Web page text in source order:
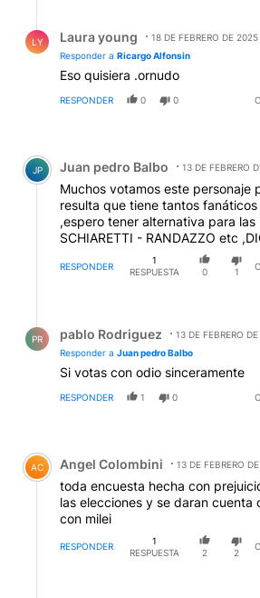
LY Laura young
18 DE FEBRERO DE 2025
Responder a Ricargo Alfonsin
Eso quisiera .ornudo
RESPONDER 0 0
Comentario de Juan pedro Balbo.
JP Juan pedro Balbo 13 DE FEBRERO
Muchos votamos este personaje
resulta que tiene tantos fanáticos
,espero tener alternativa para las
SCHIARETTI - RANDAZZO etc
RESPONDER
1
RESPUESTA
0 1
PR pablo Rodriguez
13 DE FEBRERO
Responder a Juan pedro Balbo
Si votas con odio sinceramente
RESPONDER 1 0
Comentario de Angel Colombini.
AC Angel Colombini 13 DE FEBRERO
toda encuesta hecha con
las elecciones y se daran cuenta
con milei
RESPONDER
1
RESPUESTA
2 2